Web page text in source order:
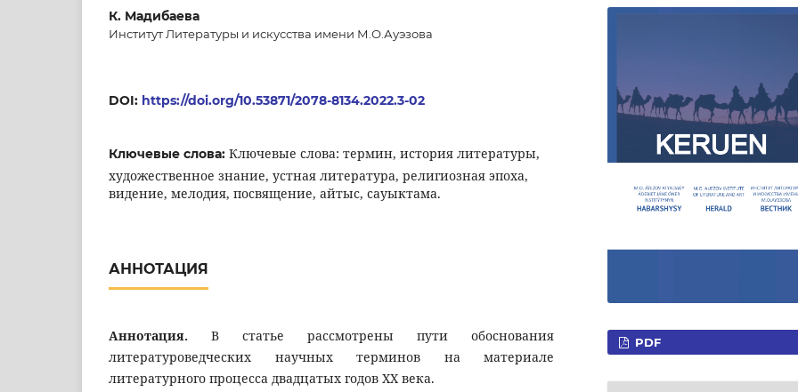
К. Мадибаева
Институт Литературы и искусства имени М.О.Ауэзова
DOI: https://doi.org/10.53871/2078-8134.2022.3-02
Ключевые слова: Ключевые слова: термин, история литературы,
художественное знание, устная литература, религиозная эпоха,
видение, мелодия, посвящение, айтыс, сауыктама.
АННОТАЦИЯ
Аннотация. В статье рассмотрены пути обоснования
литературоведческих научных терминов на материале
литературного процесса двадцатых годов ХХ века.
PDF